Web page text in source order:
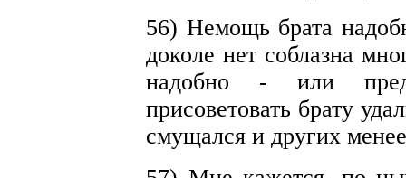
56) Немощь брата
доколе нет соблазна
надобно - или
присоветовать брату
смущался и других